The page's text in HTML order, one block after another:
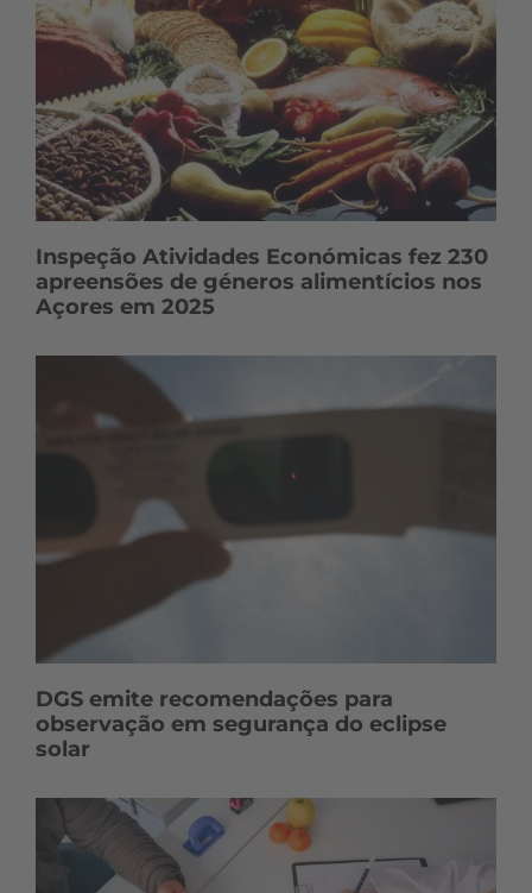
Inspeção Atividades Económicas fez 230
apreensões de géneros alimentícios nos
Açores em 2025
DGS emite recomendações para
observação em segurança do eclipse
solar